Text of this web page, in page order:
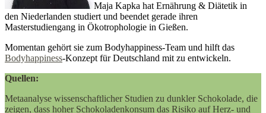
Maja Kapka hat Ernährung & Diätetik in
den Niederlanden studiert und beendet gerade ihren
Masterstudiengang in Ökotrophologie in Gießen.
Momentan gehört sie zum Bodyhappiness-Team und hilft das
Bodyhappiness-Konzept für Deutschland mit zu entwickeln.
Quellen:
Metaanalyse wissenschaftlicher Studien zu dunkler Schokolade, die
zeigen, dass hoher Schokoladenkonsum das Risiko auf Herz- und